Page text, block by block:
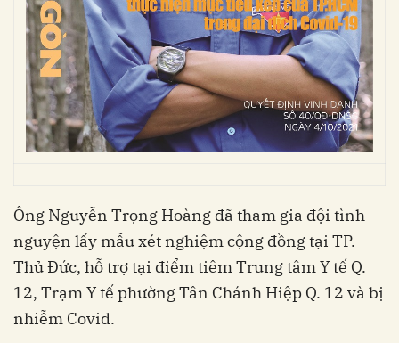
Ông Nguyễn Trọng Hoàng đã tham gia đội tình
nguyện lấy mẫu xét nghiệm cộng đồng tại TP.
Thủ Đức, hỗ trợ tại điểm tiêm Trung tâm Y tế Q.
12, Trạm Y tế phường Tân Chánh Hiệp Q. 12 và bị
nhiễm Covid.